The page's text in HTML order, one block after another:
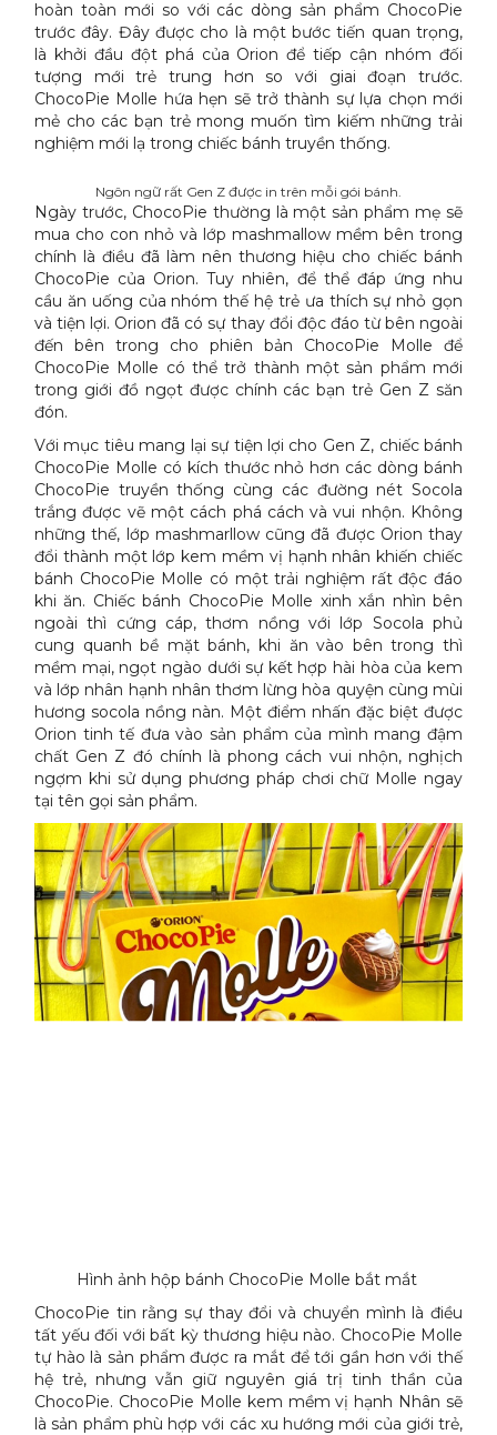
hoàn toàn mới so với các dòng sản phẩm ChocoPie
trước đây. Đây được cho là một bước tiến quan trọng,
là khởi đầu đột phá của Orion để tiếp cận nhóm đối
tượng mới trẻ trung hơn so với giai đoạn trước.
ChocoPie Molle hứa hẹn sẽ trở thành sự lựa chọn mới
mẻ cho các bạn trẻ mong muốn tìm kiếm những trải
nghiệm mới lạ trong chiếc bánh truyền thống.
Ngôn ngữ rất Gen Z được in trên mỗi gói bánh.
Ngày trước, ChocoPie thường là một sản phẩm mẹ sẽ
mua cho con nhỏ và lớp mashmallow mềm bên trong
chính là điều đã làm nên thương hiệu cho chiếc bánh
ChocoPie của Orion. Tuy nhiên, để thể đáp ứng nhu
cầu ăn uống của nhóm thế hệ trẻ ưa thích sự nhỏ gọn
và tiện lợi. Orion đã có sự thay đổi độc đáo từ bên ngoài
đến bên trong cho phiên bản ChocoPie Molle để
ChocoPie Molle có thể trở thành một sản phẩm mới
trong giới đồ ngọt được chính các bạn trẻ Gen Z săn
đón.
Với mục tiêu mang lại sự tiện lợi cho Gen Z, chiếc bánh
ChocoPie Molle có kích thước nhỏ hơn các dòng bánh
ChocoPie truyền thống cùng các đường nét Socola
trắng được vẽ một cách phá cách và vui nhộn. Không
những thế, lớp mashmarllow cũng đã được Orion thay
đổi thành một lớp kem mềm vị hạnh nhân khiến chiếc
bánh ChocoPie Molle có một trải nghiệm rất độc đáo
khi ăn. Chiếc bánh ChocoPie Molle xinh xắn nhìn bên
ngoài thì cứng cáp, thơm nồng với lớp Socola phủ
cung quanh bề mặt bánh, khi ăn vào bên trong thì
mềm mại, ngọt ngào dưới sự kết hợp hài hòa của kem
và lớp nhân hạnh nhân thơm lừng hòa quyện cùng mùi
hương socola nồng nàn. Một điểm nhấn đặc biệt được
Orion tinh tế đưa vào sản phẩm của mình mang đậm
chất Gen Z đó chính là phong cách vui nhộn, nghịch
ngợm khi sử dụng phương pháp chơi chữ Molle ngay
tại tên gọi sản phẩm.
Hình ảnh hộp bánh ChocoPie Molle bắt mắt
ChocoPie tin rằng sự thay đổi và chuyển mình là điều
tất yếu đối với bất kỳ thương hiệu nào. ChocoPie Molle
tự hào là sản phẩm được ra mắt để tới gần hơn với thế
hệ trẻ, nhưng vẫn giữ nguyên giá trị tinh thần của
ChocoPie. ChocoPie Molle kem mềm vị hạnh Nhân sẽ
là sản phẩm phù hợp với các xu hướng mới của giới trẻ,